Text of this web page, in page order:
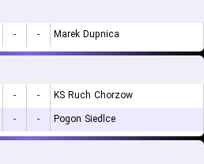
- - Marek Dupnica
- -
KS Ruch Chorzow
- - Pogon Siedlce